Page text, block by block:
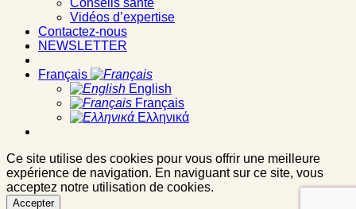
Vidéos d’expertise
Contactez-nous
NEWSLETTER
Français
English
Français
Ελληνικά
Ce site utilise des cookies pour vous offrir une meilleure
expérience de navigation. En naviguant sur ce site, vous
acceptez notre utilisation de cookies.
Accepter